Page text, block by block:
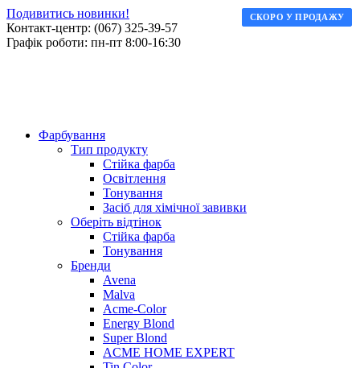
Подивитись новинки!
Контакт-центр: (067) 325-39-57
Графік роботи: пн-пт 8:00-16:30
Фарбування
Тип продукту
Стійка фарба
Освітлення
Тонування
Засіб для хімічної завивки
Оберіть відтінок
Стійка фарба
Тонування
Бренди
Avena
Malva
Acme-Color
Energy Blond
Super Blond
ACME HOME EXPERT
СКОРО У ПРОДАЖУ
СКОРО У ПРОДАЖУ